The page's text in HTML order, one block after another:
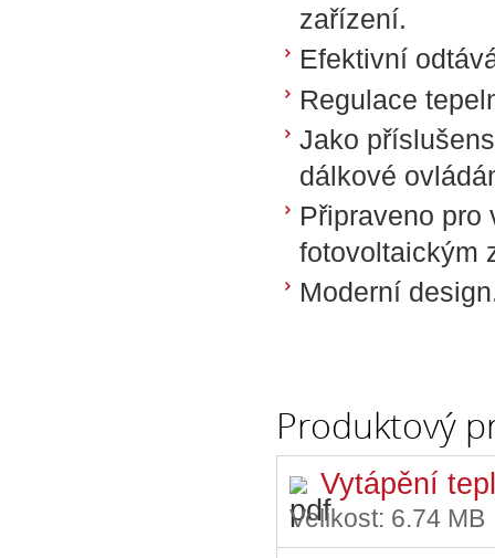
zařízení.
Efektivní
Regulace
Jako
dálkové
Připraveno
fotovoltaickým
Moderní
Produktový
Vytápění
Velikost: 6.74 MB